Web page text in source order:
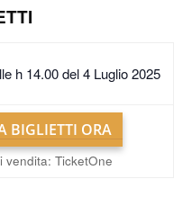
h 14.00 del 4 Luglio 2025
BIGLIETTI ORA
vendita: TicketOne